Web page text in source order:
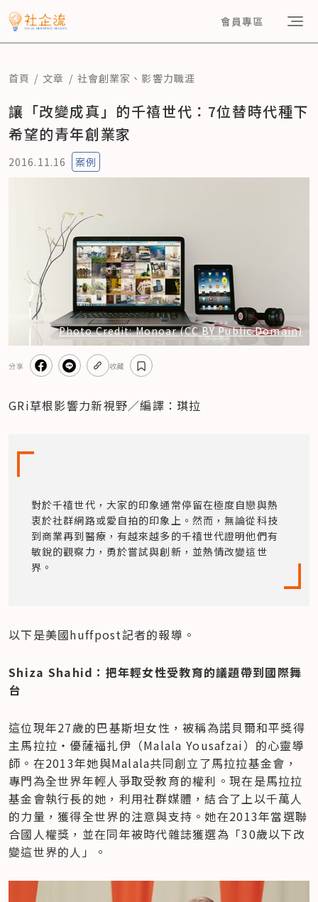
會員專區
首頁 文章 社會創業家 、 影響力職涯
讓「改變成真」的千禧世代：7位替時代種下
希望的青年創業家
2016.11.16 案例
Photo Credit: Monoar (CC BY Public Domain)
分享 收藏
GRi草根影響力新視野／編譯：琪拉
對於千禧世代，大家的印象通常停留在極度自戀與熱
衷於社群網路或愛自拍的印象上。然而，無論從科技
到商業再到醫療，有越來越多的千禧世代證明他們有
敏銳的觀察力，勇於嘗試與創新，並熱情改變這世
界。
以下是美國huffpost記者的報導。
Shiza Shahid：把年輕女性受教育的議題帶到國際舞
台
這位現年27歲的巴基斯坦女性，被稱為諾貝爾和平獎得
主馬拉拉・優薩福扎伊（Malala Yousafzai）的心靈導
師。在2013年她與Malala共同創立了馬拉拉基金會，
專門為全世界年輕人爭取受教育的權利。現在是馬拉拉
基金會執行長的她，利用社群媒體，結合了上以千萬人
的力量，獲得全世界的注意與支持。她在2013年當選聯
合國人權獎，並在同年被時代雜誌獲選為「30歲以下改
變這世界的人」。